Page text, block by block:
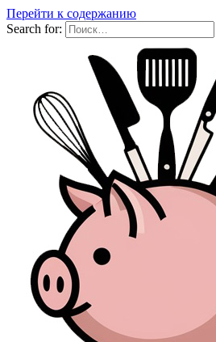
Перейти к содержанию
Search for: